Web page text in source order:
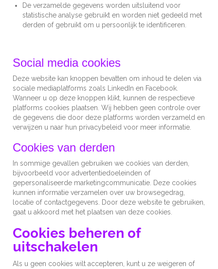
De verzamelde gegevens worden uitsluitend voor
statistische analyse gebruikt en worden niet gedeeld met
derden of gebruikt om u persoonlijk te identificeren.
Social media cookies
Deze website kan knoppen bevatten om inhoud te delen via
sociale mediaplatforms zoals LinkedIn en Facebook.
Wanneer u op deze knoppen klikt, kunnen de respectieve
platforms cookies plaatsen. Wij hebben geen controle over
de gegevens die door deze platforms worden verzameld en
verwijzen u naar hun privacybeleid voor meer informatie.
Cookies van derden
In sommige gevallen gebruiken we cookies van derden,
bijvoorbeeld voor advertentiedoeleinden of
gepersonaliseerde marketingcommunicatie. Deze cookies
kunnen informatie verzamelen over uw browsegedrag,
locatie of contactgegevens. Door deze website te gebruiken,
gaat u akkoord met het plaatsen van deze cookies.
Cookies beheren of
uitschakelen
Als u geen cookies wilt accepteren, kunt u ze weigeren of